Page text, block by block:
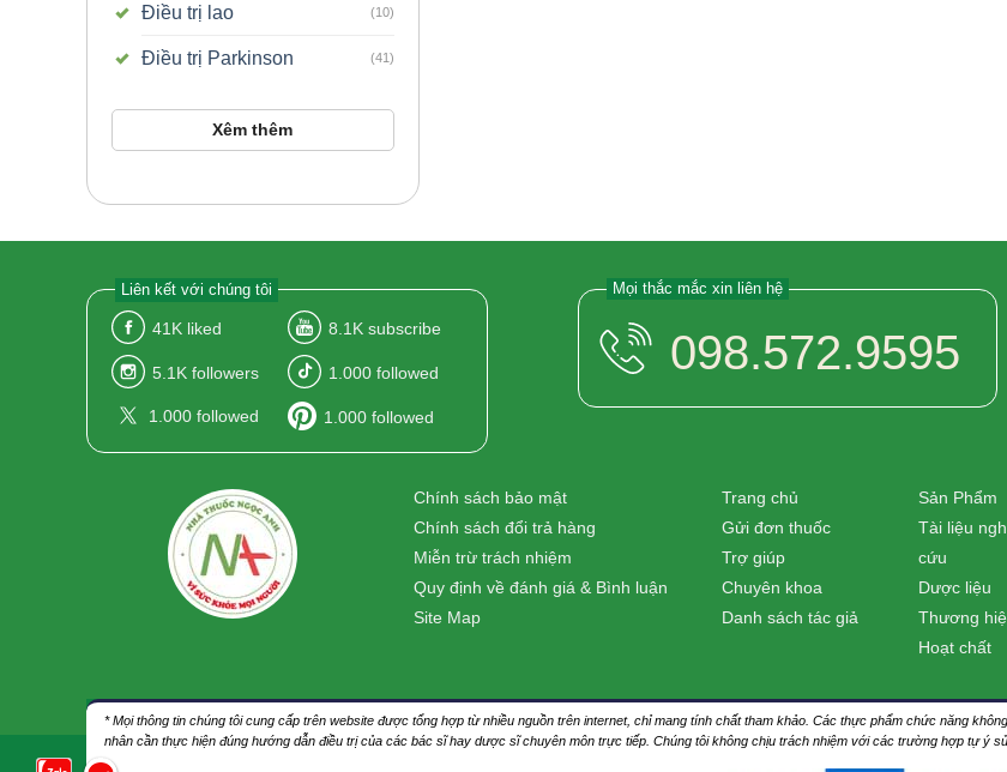
Điều trị lao (10)
Điều trị Parkinson (41)
Xêm thêm
Liên kết với chúng tôi
41K liked 8.1Ksubscribe
5.1K followers 1.000followed
1.000 followed 1.000followed
Mọi thắc mắc xin liên hệ
098.572.9595
Chính sách bảo mật
Chính sách đổi trả hàng
Miễn trừ trách nhiệm
Quy định về đánh giá & Bình luận
Site Map
Trang chủ
Gửi đơn thuốc
Trợ giúp
Chuyên khoa
Danh sách tác giả
Sản Phẩm
Tài liệu
cứu
Dược liệu
Thương
Hoạt chất
* Mọi thông tin chúng tôi cung cấp trên website được tổng hợp từ nhiều nguồn trên internet, chỉ mang tính chất tham khảo. Các thực phẩm chức năng
nhân cần thực hiện đúng hướng dẫn điều trị của các bác sĩ hay dược sĩ chuyên môn trực tiếp. Chúng tôi không chịu trách nhiệm với các trường hợp tự ý